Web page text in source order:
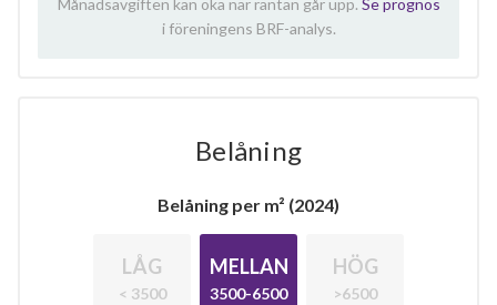
Månadsavgiften kan öka när räntan går upp. Se prognos
i föreningens BRF-analys.
Belåning
Belåning per m² (2024)
LÅG
< 3500
MELLAN
3500-6500
HÖG
>6500